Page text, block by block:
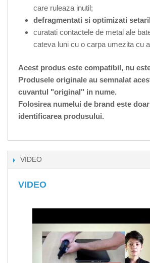
care ruleaza inutil;
defragmentati si optimizati
curatati contactele de metal ale
cateva luni cu o carpa umezita cu
Acest produs este compatibil, nu
Produsele originale au semnalat
cuvantul "original" in nume.
Folosirea numelui de brand este
identificarea produsului.
VIDEO
VIDEO